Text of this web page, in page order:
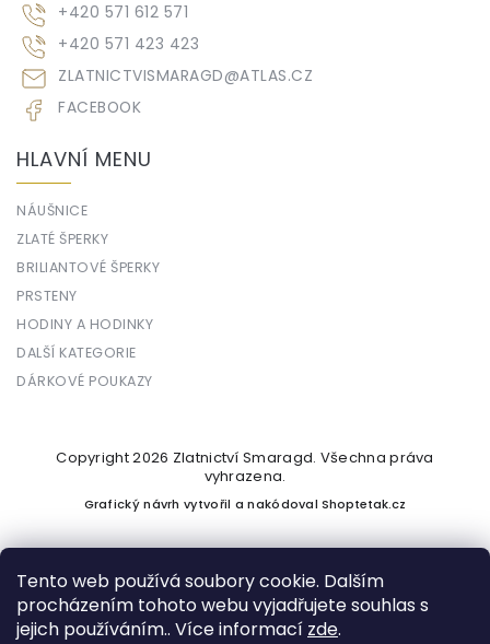
Tento web používá soubory cookie. Dalším
procházením tohoto webu vyjadřujete souhlas s
jejich používáním.. Více informací zde.
ZLATNICTVISMARAGD@ATLAS.CZ
+420 571 612 571
+420 571 423 423
FACEBOOK
HLAVNÍ MENU
NÁUŠNICE
ZLATÉ ŠPERKY
BRILIANTOVÉ ŠPERKY
PRSTENY
HODINY A HODINKY
DALŠÍ KATEGORIE
DÁRKOVÉ POUKAZY
Vytvořil Shoptet
Copyright 2026 Zlatnictví Smaragd. Všechna práva
vyhrazena.
Grafický návrh vytvořil a nakódovalShoptetak.cz